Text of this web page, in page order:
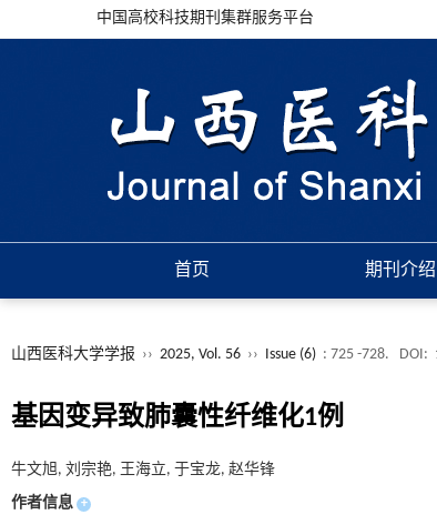
中国高校科技期刊集群服务平台
首页 期刊介绍
山西医科大学学报 ›› 2025, Vol. 56 ›› Issue (6) : 725 -728. DOI:
基因变异致肺囊性纤维化1例
牛文旭, 刘宗艳, 王海立, 于宝龙, 赵华锋
作者信息 +